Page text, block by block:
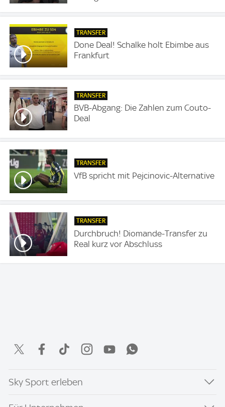
TRANSFER
Done Deal! Schalke holt Ebimbe aus
Frankfurt
TRANSFER
BVB-Abgang: Die Zahlen zum Couto-
Deal
TRANSFER
VfB spricht mit Pejcinovic-Alternative
TRANSFER
Durchbruch! Diomande-Transfer zu
Real kurz vor Abschluss
Sky Sport erleben